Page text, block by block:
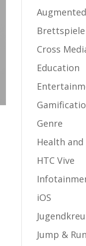
Brettspiele
Cross
Education
Genre
Health
HTC Vive
iOS
Jump & Run